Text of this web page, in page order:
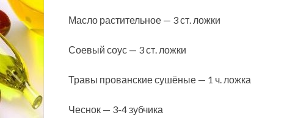
Масло растительное — 3 ст. ложки
Соевый соус — 3 ст. ложки
Травы прованские сушёные — 1 ч. ложка
Чеснок — 3-4 зубчика